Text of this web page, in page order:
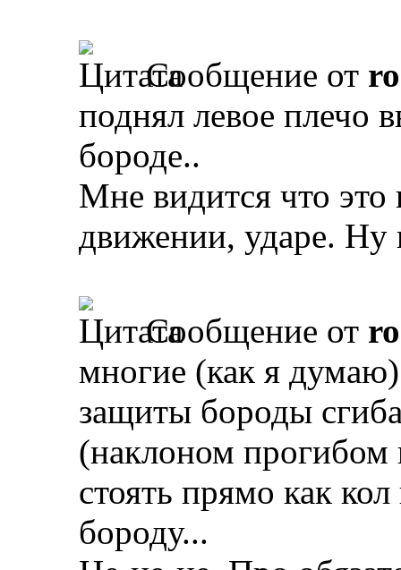
Сообщение от
поднял левое плечо
бороде..
Мне видится что
движении, ударе. Ну
Сообщение от
многие (как я
защиты бороды
(наклоном прогибом
стоять прямо как
бороду...